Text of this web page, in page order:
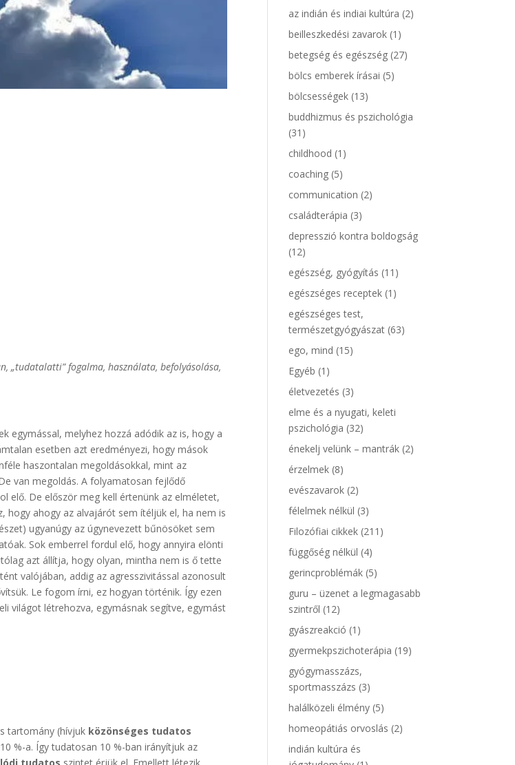
„tudatalatti” fogalma, használata, befolyásolása,
egymással, melyhez hozzá adódik az is, hogy a
esetben azt eredményezi, hogy mások
haszontalan megoldásokkal, mint az
van megoldás. A folyamatosan fejlődő
elő. De először meg kell értenünk az elméletet,
hogy ahogy az alvajárót sem ítéljük el, ha nem is
ugyanúgy az úgynevezett bűnösöket sem
Sok emberrel fordul elő, hogy annyira elönti
azt állítja, hogy olyan, mintha nem is ő tette
valójában, addig az agresszivitással azonosult
Le fogom írni, ez hogyan történik. Így ezen
világot létrehozva, egymásnak segítve, egymást
tartomány (hívjuk közönséges tudatos
%-a. Így tudatosan 10 %-ban irányítjuk az
az indián és indiai kultúra (2)
beilleszkedési zavarok (1)
betegség és egészség (27)
bölcs emberek írásai (5)
bölcsességek (13)
buddhizmus és pszichológia
(31)
childhood (1)
coaching (5)
communication (2)
családterápia (3)
depresszió kontra boldogság
(12)
egészség, gyógyítás (11)
egészséges receptek (1)
egészséges test,
természetgyógyászat (63)
ego, mind (15)
Egyéb (1)
életvezetés (3)
elme és a nyugati, keleti
pszichológia (32)
énekelj velünk – mantrák (2)
érzelmek (8)
evészavarok (2)
félelmek nélkül (3)
Filozófiai cikkek (211)
függőség nélkül (4)
gerincproblémák (5)
guru – üzenet a legmagasabb
szintről (12)
gyászreakció (1)
gyermekpszichoterápia (19)
gyógymasszázs,
sportmasszázs (3)
halálközeli élmény (5)
homeopátiás orvoslás (2)
indián kultúra és